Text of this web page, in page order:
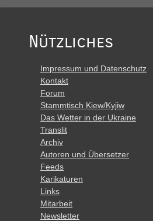
Nützliches
Impressum und Datenschutz
Kontakt
Forum
Stammtisch Kiew/Kyjiw
Das Wetter in der Ukraine
Translit
Archiv
Autoren und Übersetzer
Feeds
Karikaturen
Links
Mitarbeit
Newsletter